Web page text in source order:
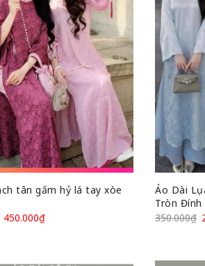
tân gấm hỷ lá tay xòe
450.000₫
Áo Dài
Tròn Đính
350.000₫